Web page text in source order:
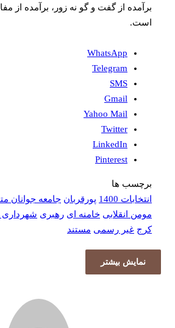
برآمده از گفت و گو نه زور، برآمده از
است.
WhatsApp
Telegram
SMS
Gmail
Yahoo Mail
Twitter
LinkedIn
Pinterest
برچسب ها
انتخابات 1400
پورقربان جامعه جوانان
مومن انقلابی
خامنه ای رهبری شهرداری
کرج غیر رسمی مستند
نمایش بیشتر